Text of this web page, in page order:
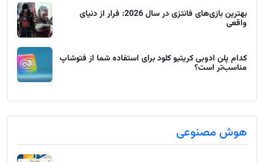
بهترین بازی‌های فانتزی در سال 2026: فرار از دنیای
واقعی
کدام پلن ادوبی کریتیو کلود برای استفاده شما از فتوشاپ
مناسب‌تر است؟
هوش مصنوعی